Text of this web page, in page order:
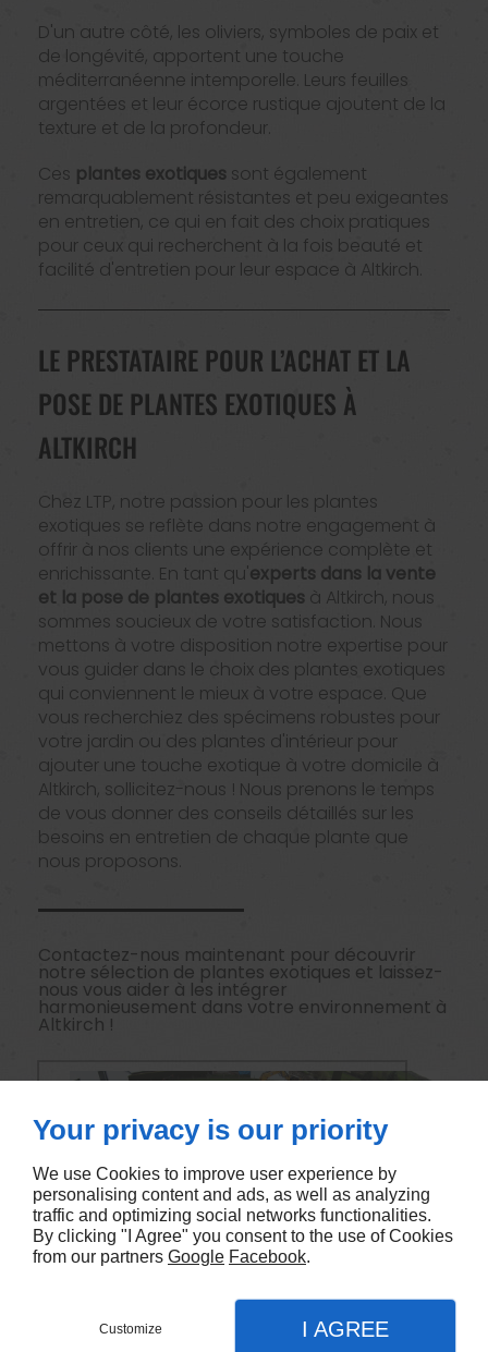
D'un autre côté, les oliviers, symboles de paix et
de longévité, apportent une touche
méditerranéenne intemporelle. Leurs feuilles
argentées et leur écorce rustique ajoutent de la
texture et de la profondeur.
Ces plantes exotiques sont également
remarquablement résistantes et peu exigeantes
en entretien, ce qui en fait des choix pratiques
pour ceux qui recherchent à la fois beauté et
facilité d'entretien pour leur espace à Altkirch.
LE PRESTATAIRE POUR L’ACHAT ET LA
POSE DE PLANTES EXOTIQUES À
ALTKIRCH
Chez LTP, notre passion pour les plantes
exotiques se reflète dans notre engagement à
offrir à nos clients une expérience complète et
enrichissante. En tant qu'experts dans la vente
et la pose de plantes exotiques à Altkirch, nous
sommes soucieux de votre satisfaction. Nous
mettons à votre disposition notre expertise pour
vous guider dans le choix des plantes exotiques
qui conviennent le mieux à votre espace. Que
vous recherchiez des spécimens robustes pour
votre jardin ou des plantes d'intérieur pour
ajouter une touche exotique à votre domicile à
Altkirch, sollicitez-nous ! Nous prenons le temps
de vous donner des conseils détaillés sur les
besoins en entretien de chaque plante que
nous proposons.
Contactez-nous maintenant pour découvrir
notre sélection de plantes exotiques et laissez-
nous vous aider à les intégrer
harmonieusement dans votre environnement à
Altkirch !
Your privacy is our priority
We use Cookies to improve user experience by
personalising content and ads, as well as analyzing
traffic and optimizing social networks functionalities.
By clicking "I Agree" you consent to the use of Cookies
from our partners Google Facebook.
Customize I AGREE